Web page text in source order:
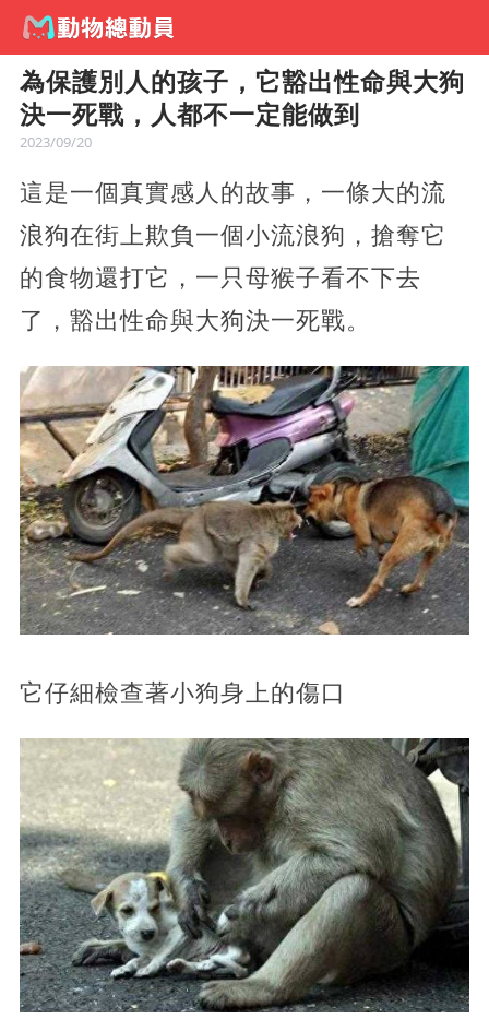
為保護別人的孩子，它豁出性命與大狗
決一死戰，人都不一定能做到
2023/09/20
這是一個真實感人的故事，一條大的流
浪狗在街上欺負一個小流浪狗，搶奪它
的食物還打它，一只母猴子看不下去
了，豁出性命與大狗決一死戰。
它仔細檢查著小狗身上的傷口